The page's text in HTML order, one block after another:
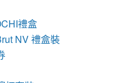
禮盒
NV 禮盒裝